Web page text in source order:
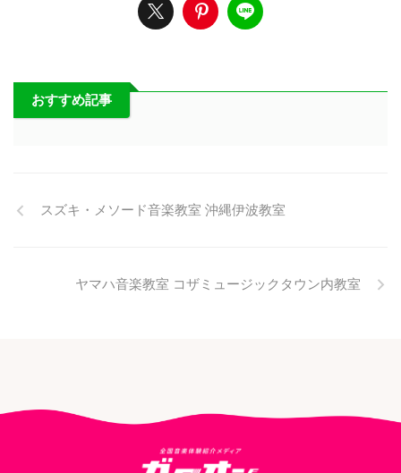
おすすめ記事
スズキ・メソード音楽教室 沖縄伊波教室
ヤマハ音楽教室 コザミュージックタウン内教室